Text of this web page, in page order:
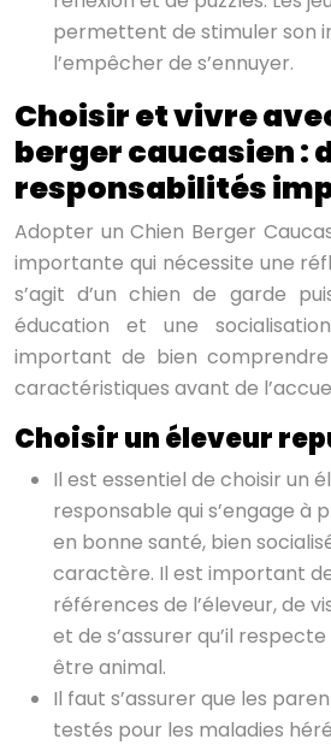
permettent de stimuler son
l’empêcher de s’ennuyer.
Choisir et vivre
berger caucasien :
responsabilités
Adopter un Chien Berger
importante qui nécessite une
s’agit d’un chien de garde
éducation et une
important de bien
caractéristiques avant de
Choisir un éleveur
Il est essentiel de choisir un
responsable qui s’engage à
en bonne santé, bien
caractère. Il est important
références de l’éleveur, de
et de s’assurer qu’il
être animal.
Il faut s’assurer que les
testés pour les maladies